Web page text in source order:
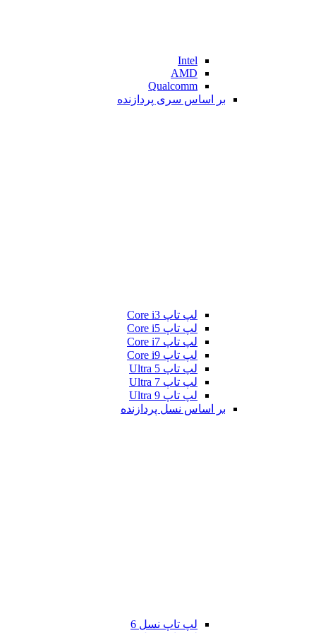
Intel
AMD
Qualcomm
بر اساس سری پردازنده
لپ تاپ Core i3
لپ تاپ Core i5
لپ تاپ Core i7
لپ تاپ Core i9
لپ تاپ Ultra 5
لپ تاپ Ultra 7
لپ تاپ Ultra 9
بر اساس نسل پردازنده
لپ تاپ نسل 6